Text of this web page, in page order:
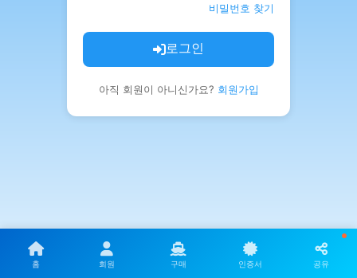
비밀번호 찾기
로그인
아직 회원이 아니신가요? 회원가입
홈 회원 구매 인증서 공유